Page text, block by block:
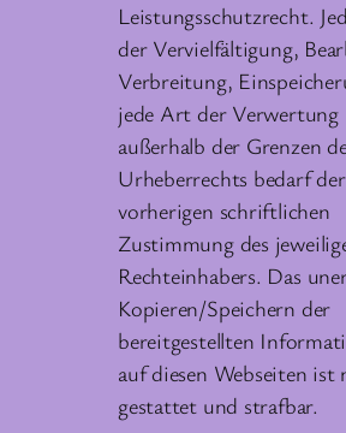
Leistungsschutzrecht.
der Vervielfältigung,
Verbreitung,
jede Art der Verwertung
außerhalb der Grenzen
Urheberrechts bedarf der
vorherigen schriftlichen
Zustimmung des
Rechteinhabers. Das
Kopieren/Speichern der
bereitgestellten
auf diesen Webseiten ist
gestattet und strafbar.